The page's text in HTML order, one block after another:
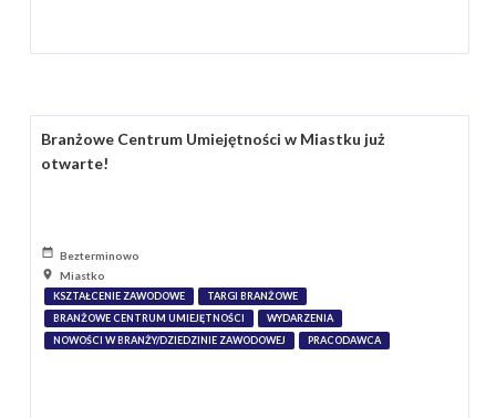
Branżowe Centrum Umiejętności w Miastku już
otwarte!
Bezterminowo
Miastko
KSZTAŁCENIE ZAWODOWE
TARGI BRANŻOWE
BRANŻOWE CENTRUM UMIEJĘTNOŚCI
WYDARZENIA
NOWOŚCI W BRANŻY/DZIEDZINIE ZAWODOWEJ
PRACODAWCA